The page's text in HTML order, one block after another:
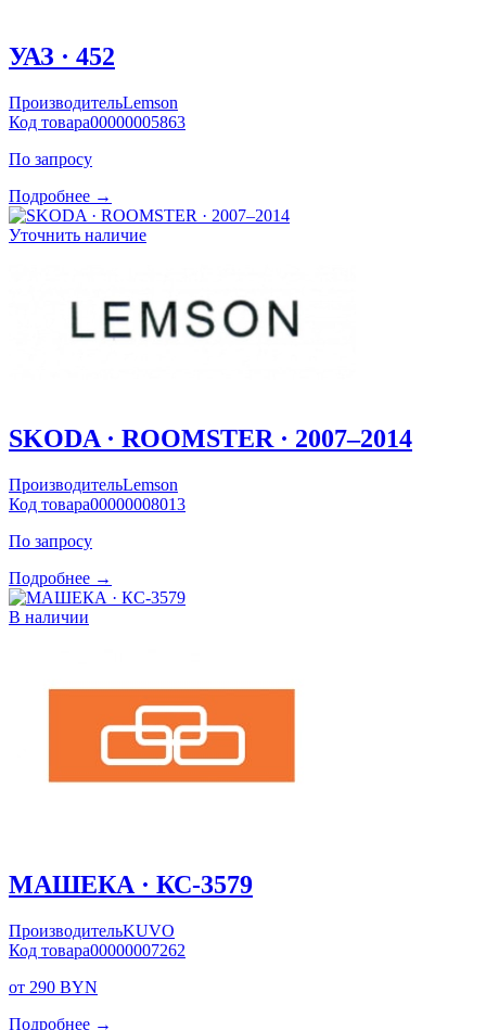
УАЗ · 452
ПроизводительLemson
Код товара00000005863
По запросу
Подробнее →
Уточнить наличие
SKODA · ROOMSTER · 2007–2014
ПроизводительLemson
Код товара00000008013
По запросу
Подробнее →
В наличии
МАШЕКА · КС-3579
ПроизводительKUVO
Код товара00000007262
от 290 BYN
Подробнее →